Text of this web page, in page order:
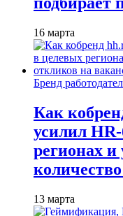
16 марта
Бренд
Как
усилил
регионах
13 марта